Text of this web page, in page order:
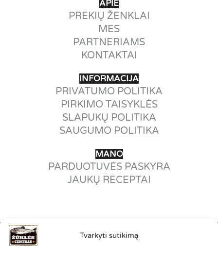
Tvarkyti sutikimą
APIE
PREKIŲ ŽENKLAI
MES
PARTNERIAMS
KONTAKTAI
INFORMACIJA
PRIVATUMO POLITIKA
PIRKIMO TAISYKLĖS
SLAPUKŲ POLITIKA
SAUGUMO POLITIKA
MANO
PARDUOTUVĖS PASKYRA
JAUKŲ RECEPTAI